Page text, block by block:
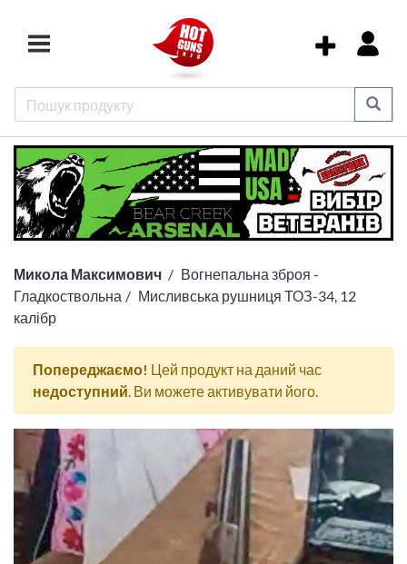
Микола Максимович
Вогнепальна зброя -
Гладкоствольна
Мисливська рушниця ТОЗ-34, 12
калібр
Попереджаємо! Цей продукт на даний час
недоступний. Ви можете активувати його.